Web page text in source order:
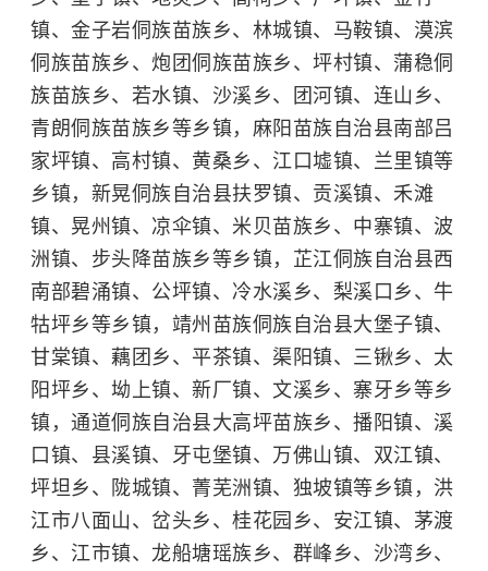
镇、金子岩侗族苗族乡、林城镇、马鞍镇、漠滨
侗族苗族乡、炮团侗族苗族乡、坪村镇、蒲稳侗
族苗族乡、若水镇、沙溪乡、团河镇、连山乡、
青朗侗族苗族乡等乡镇，麻阳苗族自治县南部吕
家坪镇、高村镇、黄桑乡、江口墟镇、兰里镇等
乡镇，新晃侗族自治县扶罗镇、贡溪镇、禾滩
镇、晃州镇、凉伞镇、米贝苗族乡、中寨镇、波
洲镇、步头降苗族乡等乡镇，芷江侗族自治县西
南部碧涌镇、公坪镇、冷水溪乡、梨溪口乡、牛
牯坪乡等乡镇，靖州苗族侗族自治县大堡子镇、
甘棠镇、藕团乡、平茶镇、渠阳镇、三锹乡、太
阳坪乡、坳上镇、新厂镇、文溪乡、寨牙乡等乡
镇，通道侗族自治县大高坪苗族乡、播阳镇、溪
口镇、县溪镇、牙屯堡镇、万佛山镇、双江镇、
坪坦乡、陇城镇、菁芜洲镇、独坡镇等乡镇，洪
江市八面山、岔头乡、桂花园乡、安江镇、茅渡
乡、江市镇、龙船塘瑶族乡、群峰乡、沙湾乡、